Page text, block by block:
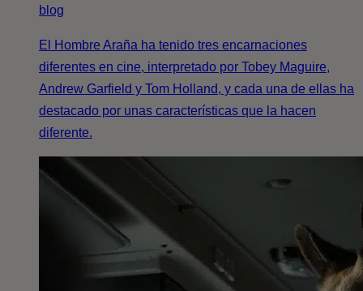
blog
El Hombre Araña ha tenido tres encarnaciones
diferentes en cine, interpretado por Tobey Maguire,
Andrew Garfield y Tom Holland, y cada una de ellas ha
destacado por unas características que la hacen
diferente.